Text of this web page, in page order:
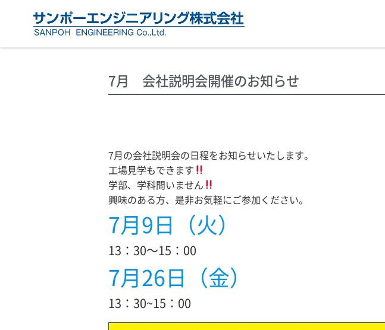
7月 会社説明会開催のお知らせ
7月の会社説明会の日程をお知らせいたします。
工場見学もできます
学部、学科問いません
興味のある方、是非お気軽にご参加ください。
7月9日（火）
13：30～15：00
7月26日（金）
13：30~15：00